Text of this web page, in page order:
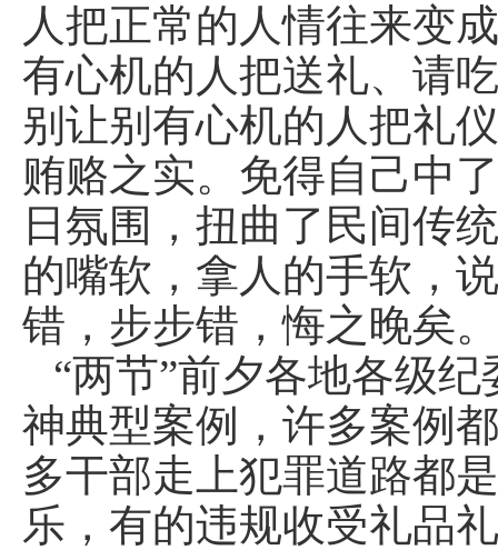
人把正常的人情往来变
有心机的人把送礼、请
别让别有心机的人把礼
贿赂之实。免得自己中
日氛围，扭曲了民间传
的嘴软，拿人的手软，
错，步步错，悔之晚矣。
“两节”前夕各地各级
神典型案例，许多案例
多干部走上犯罪道路都
乐，有的违规收受礼品